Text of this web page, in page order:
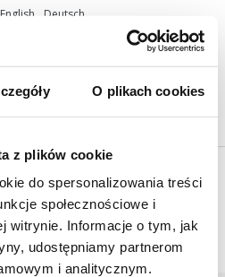
O plikach cookies
z plików cookie
do spersonalizowania treści
społecznościowe i
witrynie. Informacje o tym, jak
udostępniamy partnerom
i analitycznym.
English Deutsch
825 81 11